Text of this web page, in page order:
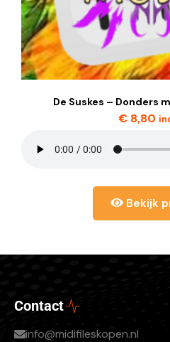
De Suskes – Donders
€ 8,80
Bekijk
Contact
info@midifileskopen.nl